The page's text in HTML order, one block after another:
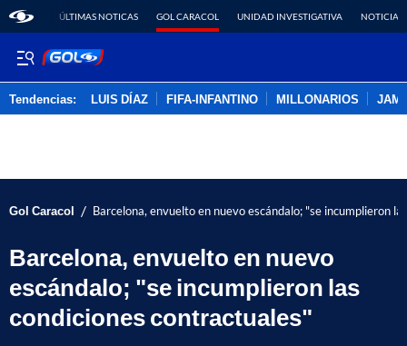
ÚLTIMAS NOTICAS GOL CARACOL UNIDAD INVESTIGATIVA NOTICIAS
Tendencias: LUIS DÍAZ FIFA-INFANTINO MILLONARIOS
Gol Caracol / Barcelona, envuelto en nuevo escándalo; "se incumplieron
Barcelona, envuelto en nuevo
escándalo; "se incumplieron las
condiciones contractuales"